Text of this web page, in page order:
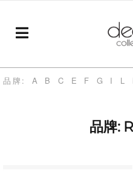
品牌: A B C E F G I L
品牌: